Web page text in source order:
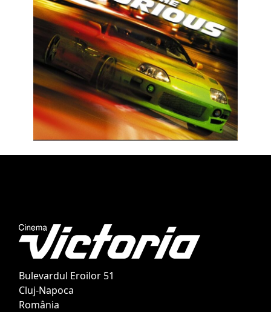
Bulevardul Eroilor 51
Cluj-Napoca
România